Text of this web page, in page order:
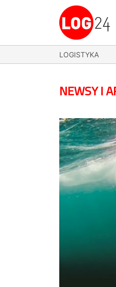
LOGISTYKA
NEWSY I